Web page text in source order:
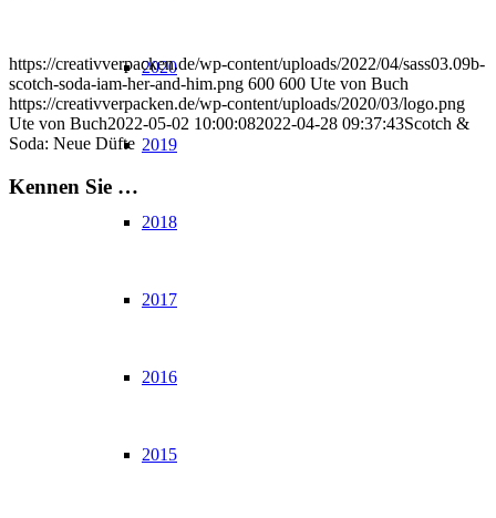
2020
2019
2018
2017
2016
2015
https://creativverpacken.de/wp-content/uploads/2022/04/sass03.09b-
scotch-soda-iam-her-and-him.png 600 600 Ute von Buch
https://creativverpacken.de/wp-content/uploads/2020/03/logo.png
Ute von Buch2022-05-02 10:00:082022-04-28 09:37:43Scotch &
Soda: Neue Düfte
Kennen Sie …